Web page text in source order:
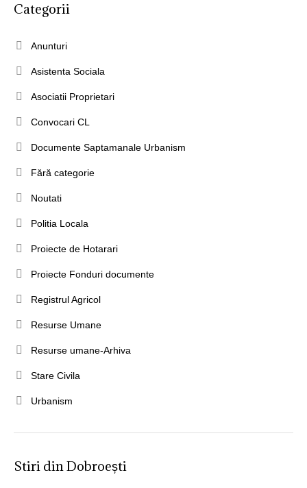
Categorii
Anunturi
Asistenta Sociala
Asociatii Proprietari
Convocari CL
Documente Saptamanale Urbanism
Fără categorie
Noutati
Politia Locala
Proiecte de Hotarari
Proiecte Fonduri documente
Registrul Agricol
Resurse Umane
Resurse umane-Arhiva
Stare Civila
Urbanism
Stiri din Dobroești